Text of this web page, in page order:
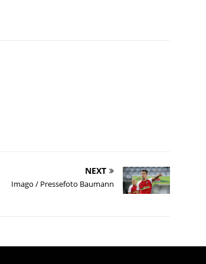
NEXT
Imago / Pressefoto Baumann